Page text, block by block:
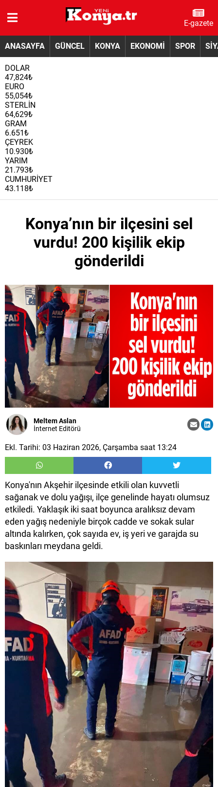
E-gazete
ANASAYFA GÜNCEL KONYA EKONOMİ SPOR
DOLAR
47,824₺
EURO
55,054₺
STERLİN
64,629₺
GRAM
6.651₺
ÇEYREK
10.930₺
YARIM
21.793₺
CUMHURİYET
43.118₺
Konya’nın bir ilçesini sel
vurdu! 200 kişilik ekip
gönderildi
Meltem Aslan
İnternet Editörü
Ekl. Tarihi: 03 Haziran 2026, Çarşamba saat 13:24
Konya'nın Akşehir ilçesinde etkili olan kuvvetli
sağanak ve dolu yağışı, ilçe genelinde hayatı olumsuz
etkiledi. Yaklaşık iki saat boyunca aralıksız devam
eden yağış nedeniyle birçok cadde ve sokak sular
altında kalırken, çok sayıda ev, iş yeri ve garajda su
baskınları meydana geldi.